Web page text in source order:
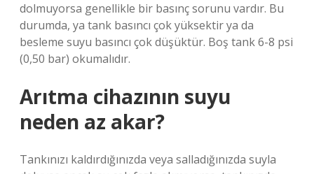
dolmuyorsa genellikle bir basınç sorunu vardır. Bu
durumda, ya tank basıncı çok yüksektir ya da
besleme suyu basıncı çok düşüktür. Boş tank 6-8 psi
(0,50 bar) okumalıdır.
Arıtma cihazının suyu
neden az akar?
Tankınızı kaldırdığınızda veya salladığınızda suyla